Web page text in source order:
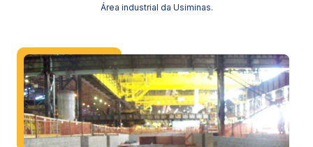
Área industrial da Usiminas.